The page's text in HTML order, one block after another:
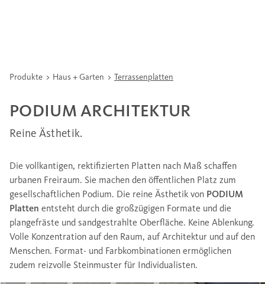
Produkte Haus + Garten Terrassenplatten
PODIUM ARCHITEKTUR
Reine Ästhetik.
Die vollkantigen, rektifizierten Platten nach Maß schaffen
urbanen Freiraum. Sie machen den öffentlichen Platz zum
gesellschaftlichen Podium. Die reine Ästhetik von PODIUM
Platten entsteht durch die großzügigen Formate und die
plangefräste und sandgestrahlte Oberfläche. Keine Ablenkung.
Volle Konzentration auf den Raum, auf Architektur und auf den
Menschen. Format- und Farbkombinationen ermöglichen
zudem reizvolle Steinmuster für Individualisten.